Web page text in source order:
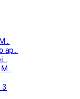
ap...
3